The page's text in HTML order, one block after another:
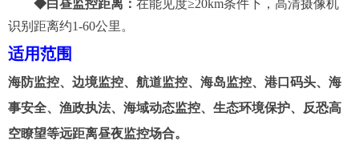
◆白昼监控距离 ： 在能见度≥20km条件下， 高清摄像机
识别距离约1-60公里。
适用范围
海防监控、边境监控、航道监控、 海岛监控、港口码头、海
事安全、渔政执法、海域动态监控、生态环境保护、反恐高
空瞭望等远距离昼夜监控场合。